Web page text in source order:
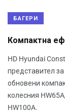
БАГЕРИ
Компактна
HD Hyundai
представител
обновени
колесния
HW100A.